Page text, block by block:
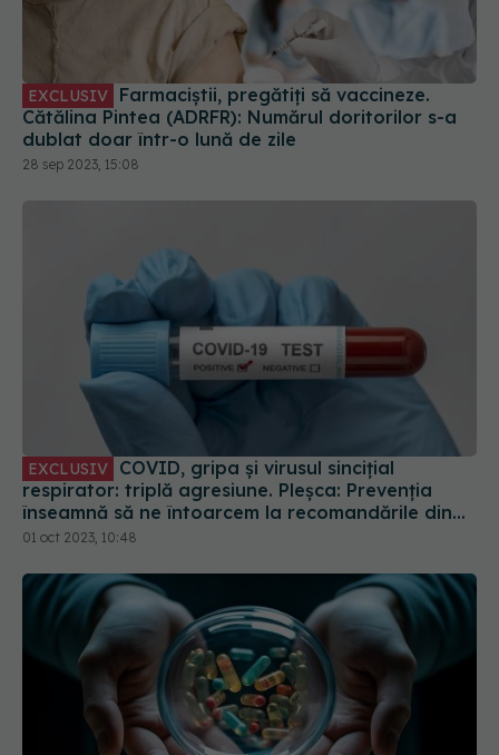
EXCLUSIV
Cătălina Pintea (ADRFR): Numărul doritorilor s-a
dublat doar într-o lună de zile
28 sep 2023, 15:08
EXCLUSIV
respirator: triplă agresiune. Pleșca: Prevenția
înseamnă să ne întoarcem la recomandările din
timpul pandemiei!
01 oct 2023, 10:48